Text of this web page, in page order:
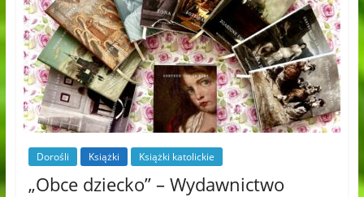
Dorośli Książki Książki katolickie
„Obce dziecko” – Wydawnictwo